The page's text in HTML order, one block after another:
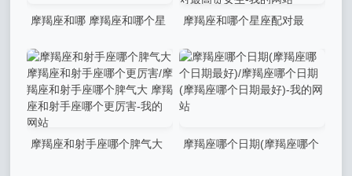
摩羯座和哪 摩羯座和哪个星
哪个星座最配-我的网站
摩羯座和哪个星座配对最
高贵女生/摩羯座和哪个星座配
对最高，摩羯座和哪个星座配
摩羯座和射手座哪个脾气大
摩羯座哪个日期(摩羯座哪个